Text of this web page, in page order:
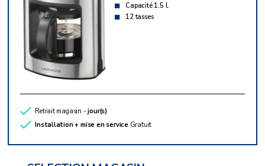
Capacité 1.5 l.
12 tasses
Retrait magasin -jour(s)
Installation + mise en service Gratuit